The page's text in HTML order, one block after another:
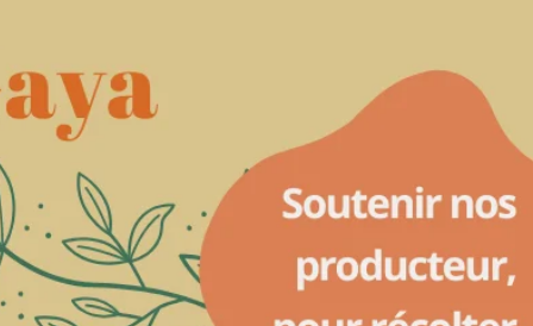
Réparateur
Intensif